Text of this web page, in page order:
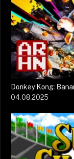
Donkey Kong:
04.08.2025